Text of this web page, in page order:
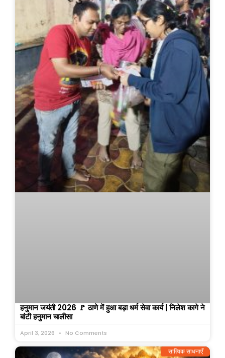
हनुमान जयंती 2026 🚩 ठाणे में हुआ बड़ा धर्म सेवा कार्य | निलेश कागे ने
बांटी हनुमान चालीसा
April 3, 2026 No Comments
सात्विक साधनाएँ